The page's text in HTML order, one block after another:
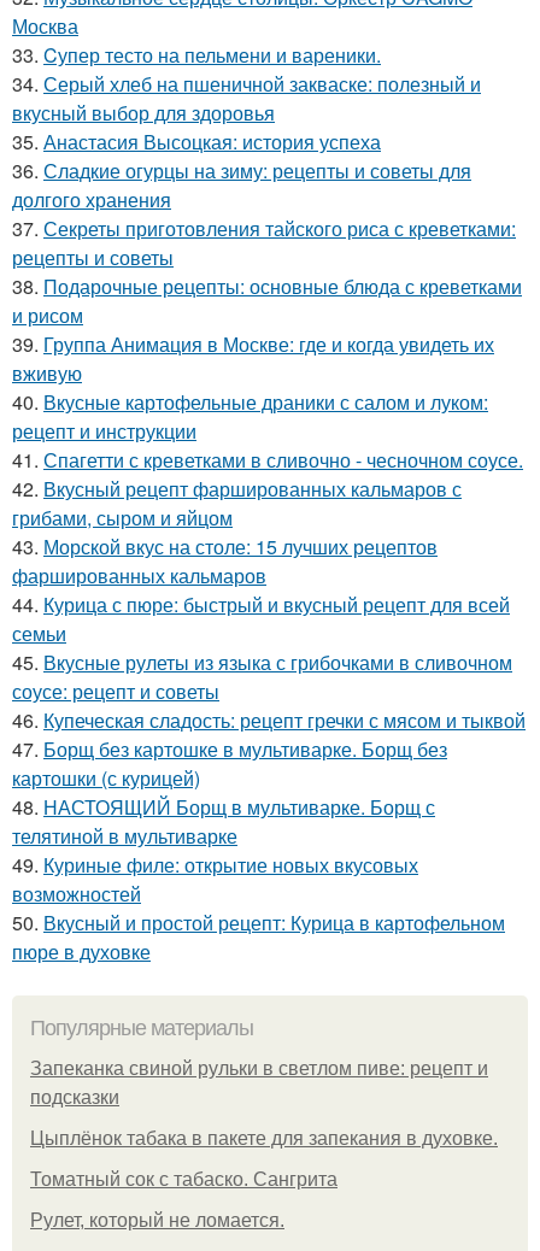
Москва
33. Cупер тесто на пельмени и вареники.
34. Серый хлеб на пшеничной закваске: полезный и
вкусный выбор для здоровья
35. Анастасия Высоцкая: история успеха
36. Сладкие огурцы на зиму: рецепты и советы для
долгого хранения
37. Секреты приготовления тайского риса с креветками:
рецепты и советы
38. Подарочные рецепты: основные блюда с креветками
и рисом
39. Группа Анимация в Москве: где и когда увидеть их
вживую
40. Вкусные картофельные драники с салом и луком:
рецепт и инструкции
41. Спагетти с креветками в сливочно - чесночном соусе.
42. Вкусный рецепт фаршированных кальмаров с
грибами, сыром и яйцом
43. Морской вкус на столе: 15 лучших рецептов
фаршированных кальмаров
44. Курица с пюре: быстрый и вкусный рецепт для всей
семьи
45. Вкусные рулеты из языка с грибочками в сливочном
соусе: рецепт и советы
46. Купеческая сладость: рецепт гречки с мясом и тыквой
47. Борщ без картошке в мультиварке. Борщ без
картошки (с курицей)
48. НАСТОЯЩИЙ Борщ в мультиварке. Борщ с
телятиной в мультиварке
49. Куриные филе: открытие новых вкусовых
возможностей
50. Вкусный и простой рецепт: Курица в картофельном
пюре в духовке
Популярные материалы
Запеканка свиной рульки в светлом пиве: рецепт и
подсказки
Цыплёнок табака в пакете для запекания в духовке.
Томатный сок с табаско. Сангрита
Рулет, который не ломается.